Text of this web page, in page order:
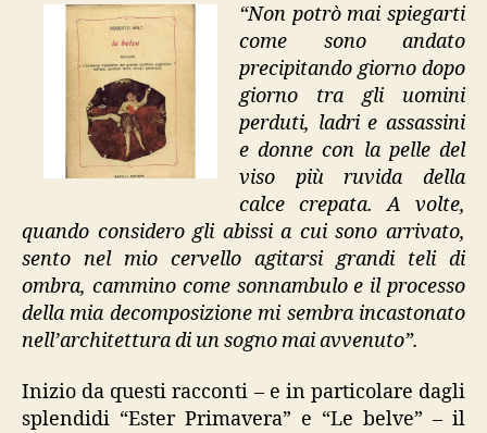
“Non potrò mai spiegarti
come sono andato
precipitando giorno dopo
giorno tra gli uomini
perduti, ladri e assassini
e donne con la pelle del
viso più ruvida della
calce crepata. A volte,
quando considero gli abissi a cui sono arrivato,
sento nel mio cervello agitarsi grandi teli di
ombra, cammino come sonnambulo e il processo
della mia decomposizione mi sembra incastonato
nell’architettura di un sogno mai avvenuto”.
Inizio da questi racconti – e in particolare dagli
splendidi “Ester Primavera” e “Le belve” – il